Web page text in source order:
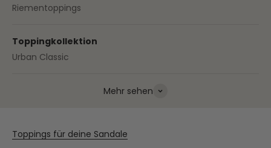
Riementoppings
Toppingkollektion
Urban Classic
Mehr sehen
Toppings für deine Sandale